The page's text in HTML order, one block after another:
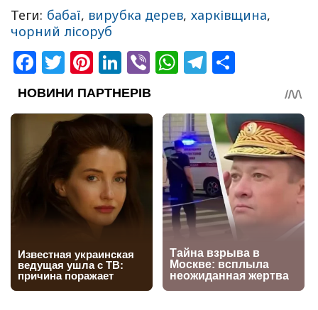
Теги: бабаї, вирубка дерев, харківщина,
чорний лісоруб
Facebook
Twitter
Pinterest
LinkedIn
ViberWhatsApp
Telegram